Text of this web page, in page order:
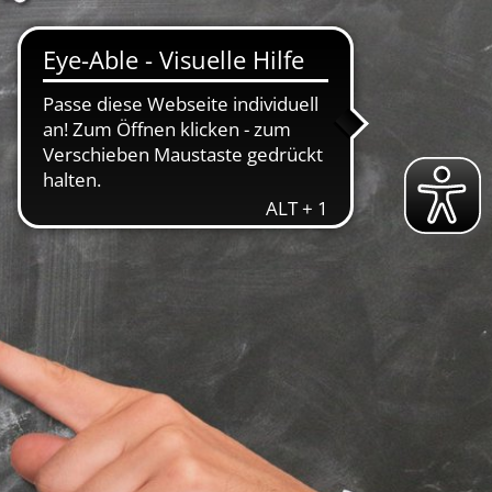
Ankündigung der vorübergehenden
Schlitzerländer Burgenbad startet am 09. Mai 2025
Neuregelungen zu An-, Ab- und Ummeldung von
Schwimmkurse im Burgenbad in neuen Händen-1
für Deutschland
Grundversorgung
ABWASSER
Abwassergebühren
Gruben / Kleinkläranlagen
BAUHOF FREIBAD
info@stadtwerke-schlitz.de